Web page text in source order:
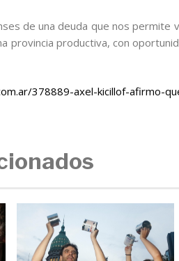
de una deuda que nos permite
provincia productiva, con
378889-axel-kicillof-afirmo-